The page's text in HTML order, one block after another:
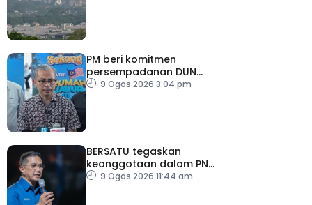
PM beri komitmen
persempadanan DUN
Sarawak, minta laporan
9 Ogos 2026 3:04 pm
BERSATU tegaskan
keanggotaan dalam PN
masih sah
9 Ogos 2026 11:44 am